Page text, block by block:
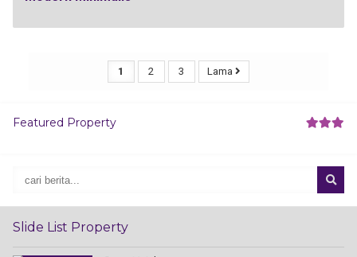
1 2 3 Lama
Featured Property
Slide List Property